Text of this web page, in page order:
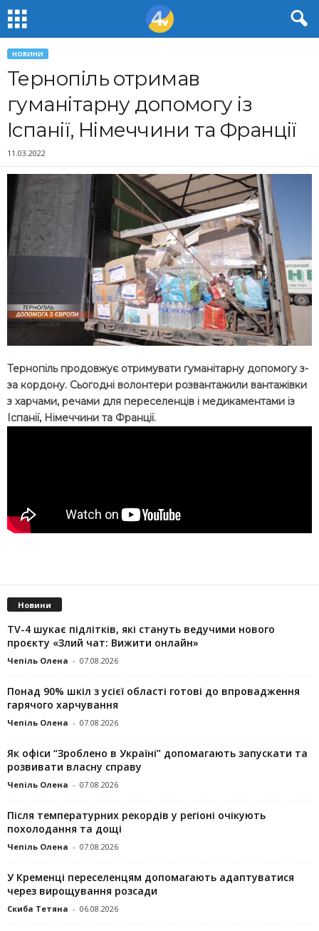
НОВИНИ
Тернопіль отримав
гуманітарну допомогу із
Іспанії, Німеччини та Франції
11.03.2022
Тернопіль продовжує отримувати гуманітарну допомогу з-
за кордону. Сьогодні волонтери розвантажили вантажівки
з харчами, речами для переселенців і медикаментами із
Іспанії, Німеччини та Франції.
Новини
TV-4 шукає підлітків, які стануть ведучими нового
проєкту «Злий чат: Вижити онлайн»
Чепіль Олена - 07.08.2026
Понад 90% шкіл з усієї області готові до впровадження
гарячого харчування
Чепіль Олена - 07.08.2026
Як офіси “Зроблено в Україні” допомагають запускaти та
розвивати власну справу
Чепіль Олена - 07.08.2026
Після температурних рекордів у регіоні очікують
похолодання та дощі
Чепіль Олена - 07.08.2026
У Кременці переселенцям допомагають адаптуватися
через вирощування розсади
Скиба Тетяна - 06.08.2026